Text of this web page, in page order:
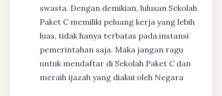
swasta. Dengan demikian, lulusan Sekolah
Paket C memiliki peluang kerja yang lebih
luas, tidak hanya terbatas pada instansi
pemerintahan saja. Maka jangan ragu
untuk mendaftar di Sekolah Paket C dan
meraih ijazah yang diakui oleh Negara